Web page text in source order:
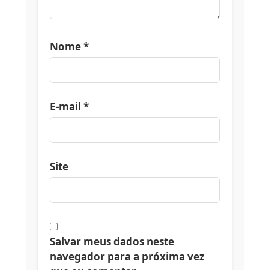
Nome*
E-mail *
Site
Salvar meus dados neste
navegador para a próxima vez